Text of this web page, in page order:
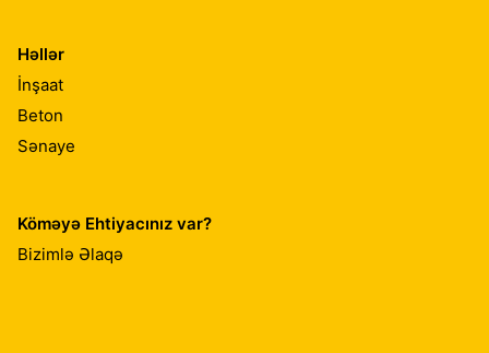
Həllər
İnşaat
Beton
Sənaye
Köməyə Ehtiyacınız var?
Bizimlə Əlaqə